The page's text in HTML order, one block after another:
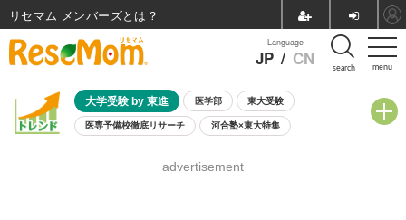
menu
Language
JP / CN search
大学受験 by 東進 医学部 東大受験
医専予備校徹底リサーチ 河合塾×東大特集
8月開催学校説明会・相談会
advertisement
リセマム メンバーズ